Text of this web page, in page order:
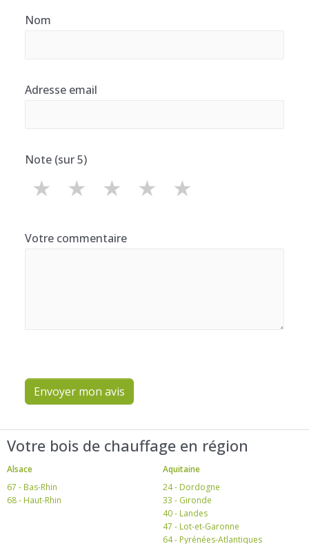
Nom
Adresse email
Note (sur 5)
★
★
★
★
★
Votre commentaire
Envoyer mon avis
Votre bois de chauffage en région
Alsace
67 - Bas-Rhin
68 - Haut-Rhin
Aquitaine
24 - Dordogne
33 - Gironde
40 - Landes
47 - Lot-et-Garonne
64 - Pyrénées-Atlantiques